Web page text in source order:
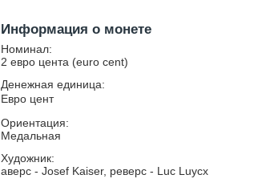
Информация о монете
Номинал:
2 евро цента (euro cent)
Денежная единица:
Евро цент
Ориентация:
Медальная
Художник:
аверс - Josef Kaiser, реверс - Luc Luycx